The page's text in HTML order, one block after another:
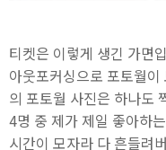
티켓은 이렇게 생긴 가면
아웃포커싱으로 포토월
의 포토월 사진은 하나도
4명 중 제가 제일 좋아하
시간이 모자라 다 흔들려